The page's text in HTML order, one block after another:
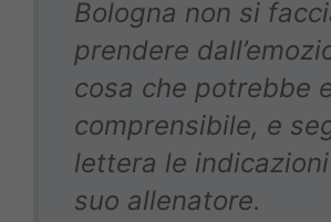
Bologna non si
prendere
cosa che potrebbe
comprensibile, e
lettera le
suo allenatore.